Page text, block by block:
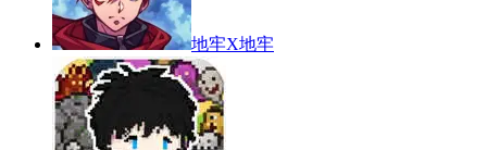
地牢X地牢